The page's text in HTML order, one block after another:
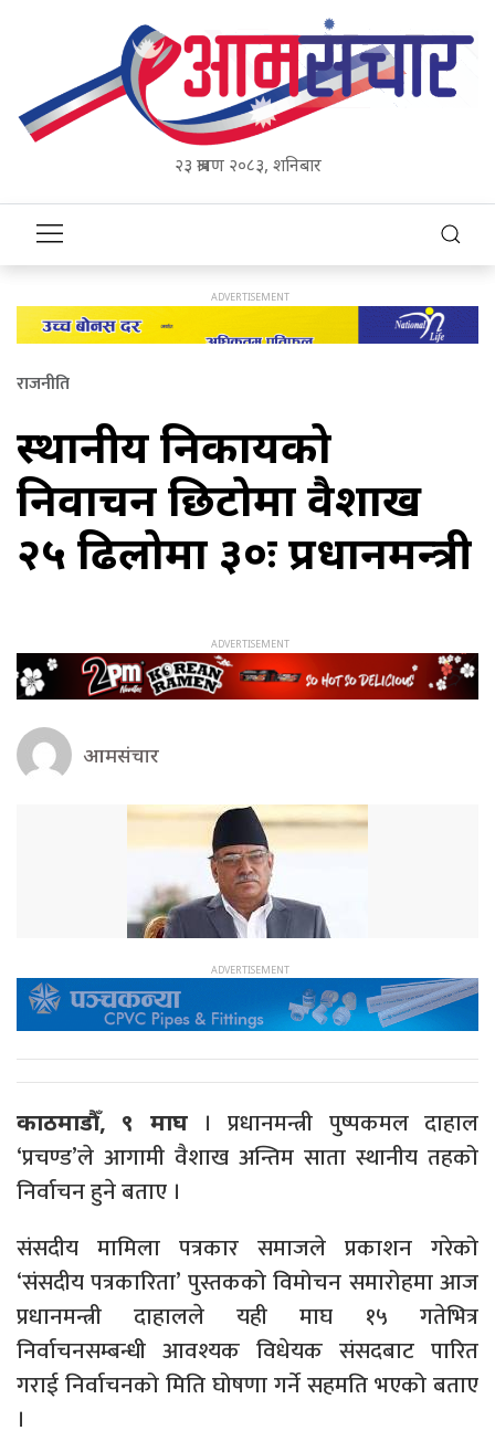
२३ श्रावण २०८३, शनिबार
राजनीति
स्थानीय निकायको
निर्वाचन छिटोमा वैशाख
२५ ढिलोमा ३०ः प्रधानमन्त्री
आमसंचार
काठमाडौँ, ९ माघ। प्रधानमन्त्री पुष्पकमल दाहाल
‘प्रचण्ड’ले आगामी वैशाख अन्तिम साता स्थानीय तहको
निर्वाचन हुने बताए ।
संसदीय मामिला पत्रकार समाजले प्रकाशन गरेको
‘संसदीय पत्रकारिता’ पुस्तकको विमोचन समारोहमा आज
प्रधानमन्त्री दाहालले यही माघ १५ गतेभित्र
निर्वाचनसम्बन्धी आवश्यक विधेयक संसदबाट पारित
गराई निर्वाचनको मिति घोषणा गर्ने सहमति भएको बताए
।